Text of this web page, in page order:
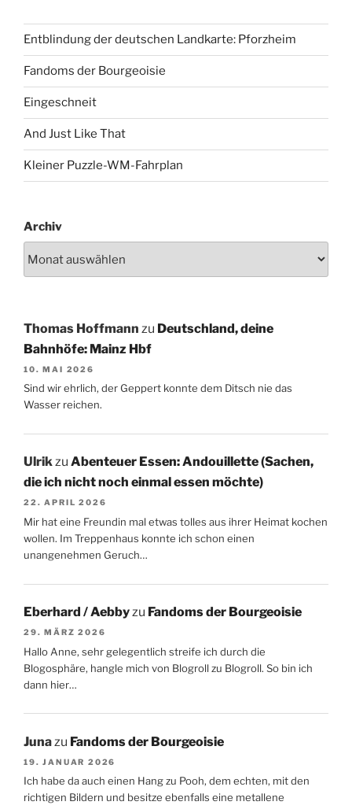
Entblindung der deutschen Landkarte: Pforzheim
Fandoms der Bourgeoisie
Eingeschneit
And Just Like That
Kleiner Puzzle-WM-Fahrplan
Archiv
Thomas Hoffmann zu Deutschland, deine
Bahnhöfe: Mainz Hbf
10. MAI 2026
Sind wir ehrlich, der Geppert konnte dem Ditsch nie das
Wasser reichen.
Ulrikzu Abenteuer Essen: Andouillette (Sachen,
die ich nicht noch einmal essen möchte)
22. APRIL 2026
Mir hat eine Freundin mal etwas tolles aus ihrer Heimat kochen
wollen. Im Treppenhaus konnte ich schon einen
unangenehmen Geruch…
Eberhard / Aebbyzu Fandoms der Bourgeoisie
29. MÄRZ 2026
Hallo Anne, sehr gelegentlich streife ich durch die
Blogosphäre, hangle mich von Blogroll zu Blogroll. So bin ich
dann hier…
Junazu Fandoms der Bourgeoisie
19. JANUAR 2026
Ich habe da auch einen Hang zu Pooh, dem echten, mit den
richtigen Bildern und besitze ebenfalls eine metallene